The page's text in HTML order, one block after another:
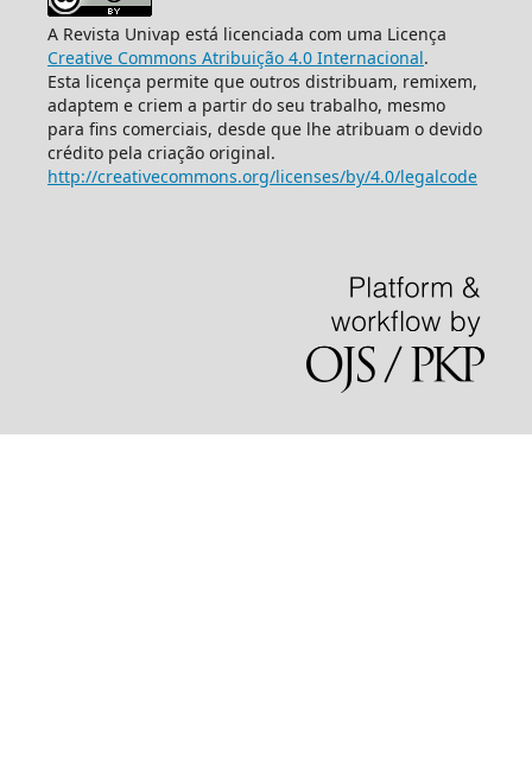
A Revista Univap está licenciada com uma Licença
Creative Commons Atribuição 4.0 Internacional.
Esta licença permite que outros distribuam, remixem,
adaptem e criem a partir do seu trabalho, mesmo
para fins comerciais, desde que lhe atribuam o devido
crédito pela criação original.
http://creativecommons.org/licenses/by/4.0/legalcode